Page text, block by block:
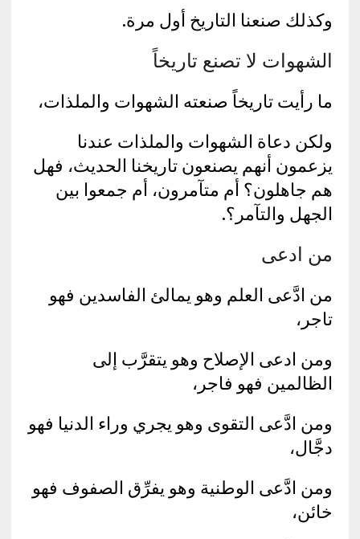
وكذلك صنعنا التاريخ أول مرة.
الشهوات لا تصنع تاريخاً
ما رأيت تاريخاً صنعته الشهوات والملذات،
ولكن دعاة الشهوات والملذات عندنا
يزعمون أنهم يصنعون تاريخنا الحديث، فهل
هم جاهلون؟ أم متآمرون، أم جمعوا بين
الجهل والتآمر؟.
من ادعى
من ادَّعى العلم وهو يمالئ الفاسدين فهو
تاجر،
ومن ادعى الإصلاح وهو يتقرَّب إلى
الظالمين فهو فاجر،
ومن ادَّعى التقوى وهو يجري وراء الدنيا فهو
دجَّال،
ومن ادَّعى الوطنية وهو يفرِّق الصفوف فهو
خائن،